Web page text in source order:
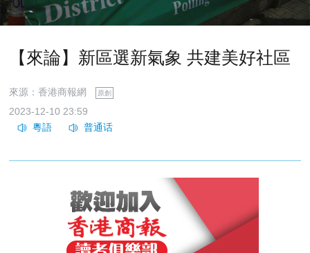
【來論】新區選新氣象 共建美好社區
來源：香港商報網 原創
2023-12-10 23:59